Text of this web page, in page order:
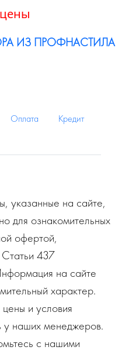
ИЗ ПРОФНАСТИЛА
Оплата
Кредит
указанные на сайте,
для ознакомительных
офертой,
437
на сайте
характер.
и условия
у наших менеджеров.
с нашими